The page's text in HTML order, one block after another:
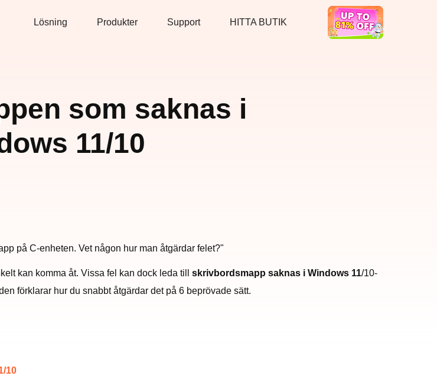
Lösning Produkter Support HITTA BUTIK
Hot Deal
som saknas i
11/10
på C-enheten. Vet någon hur man åtgärdar felet?"
kan komma åt. Vissa fel kan dock leda till skrivbordsmapp saknas i Windows 11/10-
förklarar hur du snabbt åtgärdar det på 6 beprövade sätt.
10